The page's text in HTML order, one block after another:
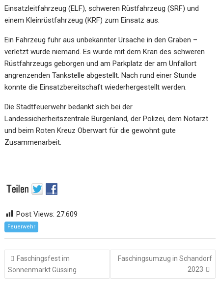
Einsatzleitfahrzeug (ELF), schweren Rüstfahrzeug (SRF) und
einem Kleinrüstfahrzeug (KRF) zum Einsatz aus.
Ein Fahrzeug fuhr aus unbekannter Ursache in den Graben –
verletzt wurde niemand. Es wurde mit dem Kran des schweren
Rüstfahrzeugs geborgen und am Parkplatz der am Unfallort
angrenzenden Tankstelle abgestellt. Nach rund einer Stunde
konnte die Einsatzbereitschaft wiederhergestellt werden.
Die Stadtfeuerwehr bedankt sich bei der
Landessicherheitszentrale Burgenland, der Polizei, dem Notarzt
und beim Roten Kreuz Oberwart für die gewohnt gute
Zusammenarbeit.
Post Views: 27.609
Feuerwehr
Beitragsnavigation
Faschingsfest im
Sonnenmarkt Güssing
Faschingsumzug in Schandorf
2023